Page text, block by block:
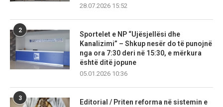
28.07.2026 15:52
2
Sportelet e NP “Ujësjellësi dhe
Kanalizimi” – Shkup nesër do të punojnë
nga ora 7:30 deri në 15:30, e mërkura
është ditë jopune
05.01.2026 10:36
3
Editorial / Priten reforma në sistemin e